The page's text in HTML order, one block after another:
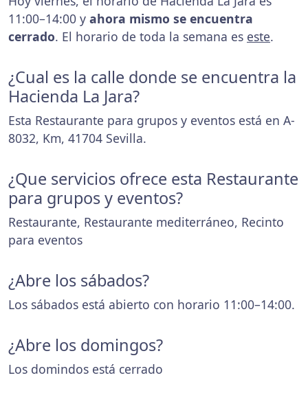
11:00–14:00 y ahora mismo se encuentra
cerrado. El horario de toda la semana es este.
¿Cual es la calle donde se encuentra la
Hacienda La Jara?
Esta Restaurante para grupos y eventos está en A-
8032, Km, 41704 Sevilla.
¿Que servicios ofrece esta Restaurante
para grupos y eventos?
Restaurante, Restaurante mediterráneo, Recinto
para eventos
¿Abre los sábados?
Los sábados está abierto con horario 11:00–14:00.
¿Abre los domingos?
Los domindos está cerrado